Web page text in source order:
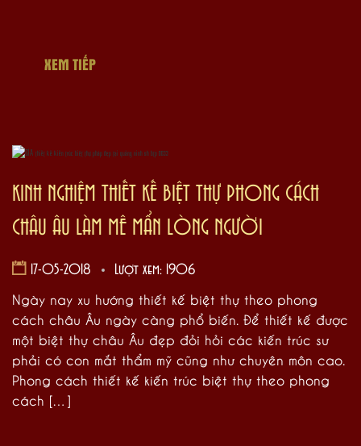
XEM TIẾP
KINH NGHIỆM THIẾT KẾ BIỆT THỰ PHONG CÁCH
CHÂU ÂU LÀM MÊ MẨN LÒNG NGƯỜI
17-05-2018 Lượt xem: 1906
Ngày nay xu hướng thiết kế biệt thự theo phong
cách châu Âu ngày càng phổ biến. Để thiết kế được
một biệt thự châu Âu đẹp đỏi hỏi các kiến trúc sư
phải có con mắt thẩm mỹ cũng như chuyên môn cao.
Phong cách thiết kế kiến trúc biệt thự theo phong
cách […]